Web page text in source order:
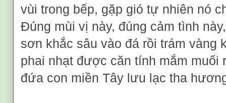
vùi trong bếp, gặp gió tự nhiên nó
Đúng mùi vị này, đúng cảm tình
sơn khắc sâu vào đá rồi trám vàng
phai nhạt được căn tính mắm muối
đứa con miền Tây lưu lạc tha